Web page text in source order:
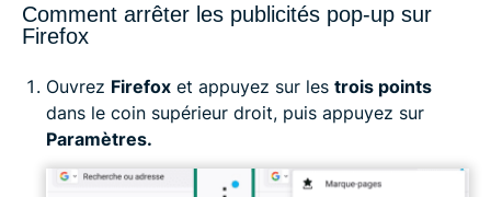
Comment arrêter les publicités pop-up sur
Firefox
Ouvrez Firefox et appuyez sur les trois points
dans le coin supérieur droit, puis appuyez sur
Paramètres.